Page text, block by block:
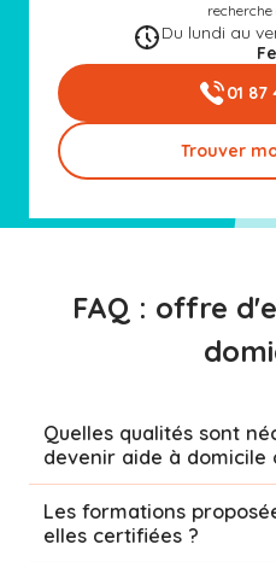
recherche
Du lundi au
01 87
Trouver
FAQ : offre
Quelles qualités sont
devenir aide à domicile
Les formations
elles certifiées ?